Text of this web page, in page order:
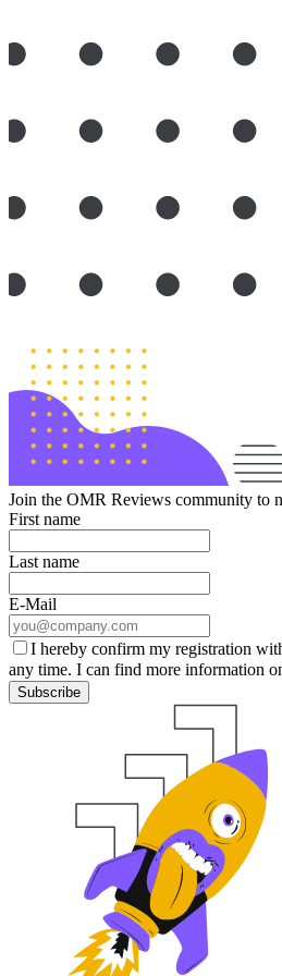
Join the OMR Reviews community to
First name
Last name
E-Mail
I hereby confirm my registration
any time. I can find more information
Subscribe